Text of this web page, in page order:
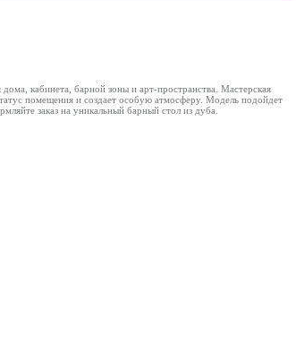
кабинета, барной зоны и арт-пространства. Мастерская
помещения и создает особую атмосферу. Модель подойдет
заказ на уникальный барный стол из дуба.